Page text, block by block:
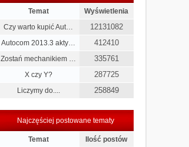
Temat
Wyświetlenia
Czy warto kupić Aut…
12131082
Autocom 2013.3 akty… 412410
Zostań mechanikiem … 335761
X czy Y? 287725
Liczymy do.... 258849
Najczęściej postowane tematy
Temat
Ilość postów